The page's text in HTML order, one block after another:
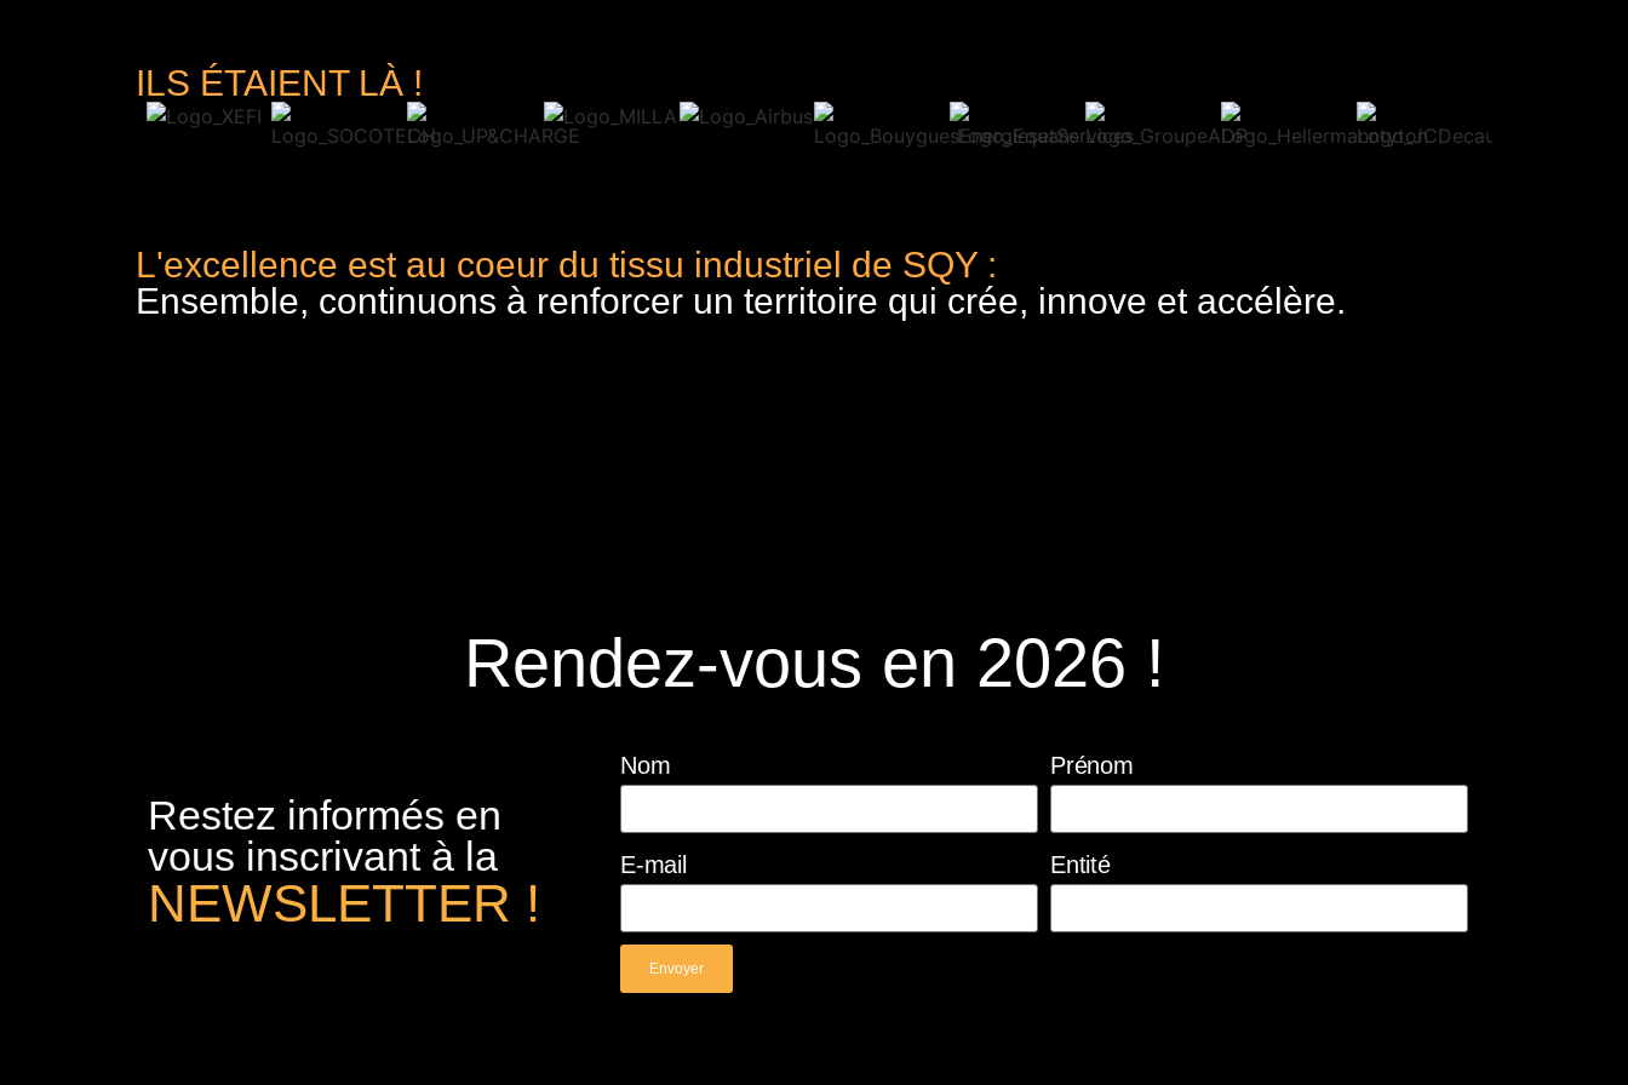
ILS ÉTAIENT LÀ !
L'excellence est au coeur du tissu industriel de SQY :
Ensemble, continuons à renforcer un territoire qui crée, innove et accélère.
Rendez-vous en 2026 !
Restez informés en
vous inscrivant à la
NEWSLETTER !
Nom Prénom
E-mail Entité
Envoyer